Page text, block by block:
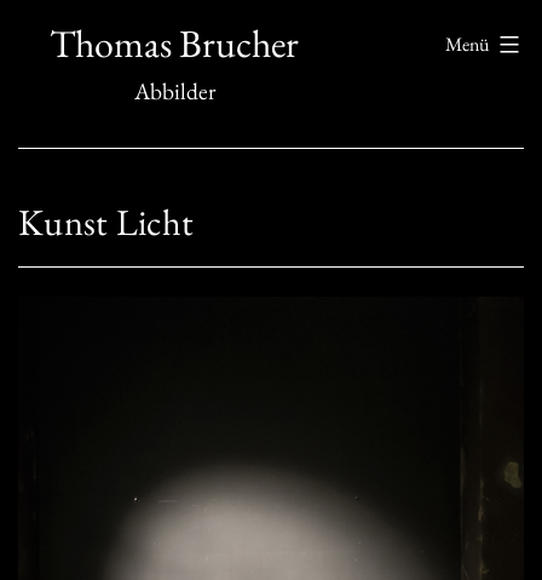
InhaltThomas Brucher
Abbilder
Menü
Kunst Licht